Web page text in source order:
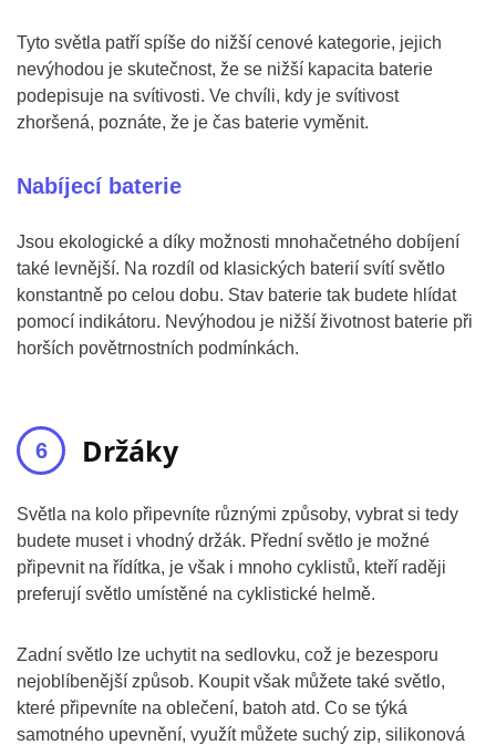
Tyto světla patří spíše do nižší cenové kategorie, jejich
nevýhodou je skutečnost, že se nižší kapacita baterie
podepisuje na svítivosti. Ve chvíli, kdy je svítivost
zhoršená, poznáte, že je čas baterie vyměnit.
Nabíjecí baterie
Jsou ekologické a díky možnosti mnohačetného dobíjení
také levnější. Na rozdíl od klasických baterií svítí světlo
konstantně po celou dobu. Stav baterie tak budete hlídat
pomocí indikátoru. Nevýhodou je nižší životnost baterie při
horších povětrnostních podmínkách.
Držáky
Světla na kolo připevníte různými způsoby, vybrat si tedy
budete muset i vhodný držák. Přední světlo je možné
připevnit na řídítka, je však i mnoho cyklistů, kteří raději
preferují světlo umístěné na cyklistické helmě.
Zadní světlo lze uchytit na sedlovku, což je bezesporu
nejoblíbenější způsob. Koupit však můžete také světlo,
které připevníte na oblečení, batoh atd. Co se týká
samotného upevnění, využít můžete suchý zip, silikonová